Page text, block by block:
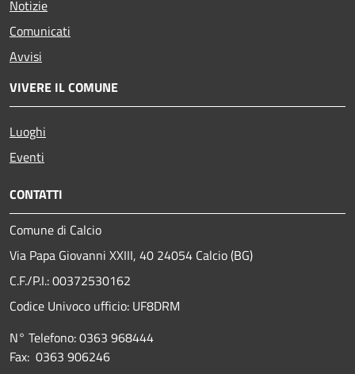
Notizie
Comunicati
Avvisi
VIVERE IL COMUNE
Luoghi
Eventi
CONTATTI
Comune di Calcio
Via Papa Giovanni XXIII, 40 24054 Calcio (BG)
C.F./P.I.: 00372530162
Codice Univoco ufficio: UF8DRM
N° Telefono: 0363 968444
Fax: 0363 906246